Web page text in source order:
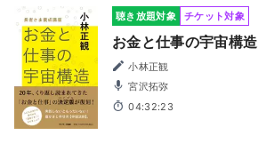
聴き放題対象 チケット対象
お金と仕事の宇宙構造
小林正観
宮沢拓弥
04:32:23